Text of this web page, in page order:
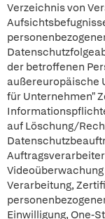
Verzeichnis von
der betroffenen
außereuropäische
für Unternehmen"
auf Löschung/
Verarbeitung,
Einwilligung, One-